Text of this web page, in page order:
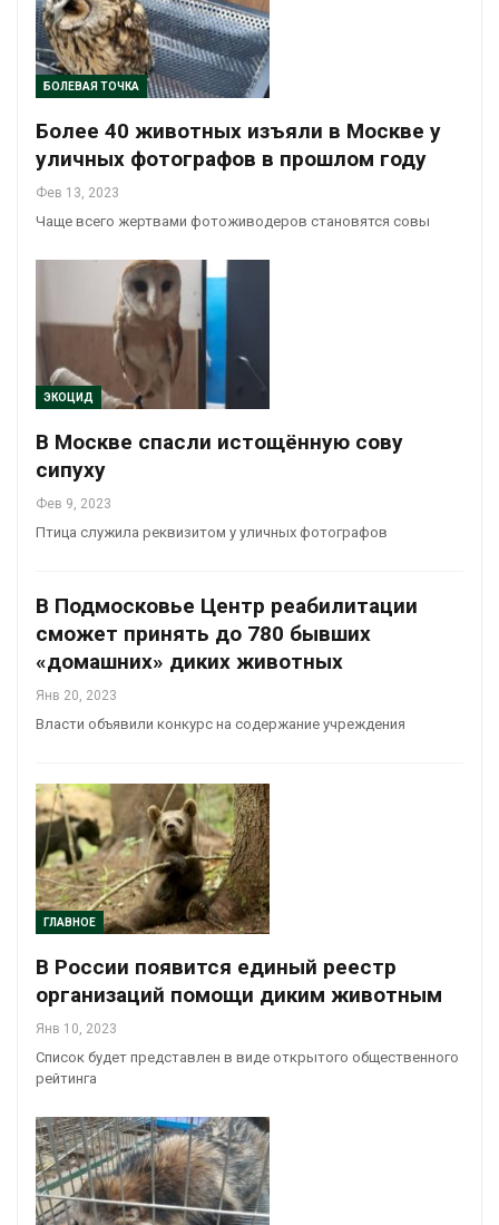
БОЛЕВАЯ ТОЧКА
Более 40 животных изъяли в Москве у
уличных фотографов в прошлом году
Фев 13, 2023
Чаще всего жертвами фотоживодеров становятся совы
ЭКОЦИД
В Москве спасли истощённую сову
сипуху
Фев 9, 2023
Птица служила реквизитом у уличных фотографов
В Подмосковье Центр реабилитации
сможет принять до 780 бывших
«домашних» диких животных
Янв 20, 2023
Власти объявили конкурс на содержание учреждения
ГЛАВНОЕ
В России появится единый реестр
организаций помощи диким животным
Янв 10, 2023
Список будет представлен в виде открытого общественного
рейтинга